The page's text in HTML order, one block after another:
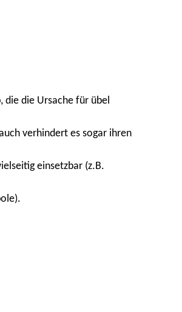
die die Ursache für übel
verhindert es sogar ihren
einsetzbar (z.B.